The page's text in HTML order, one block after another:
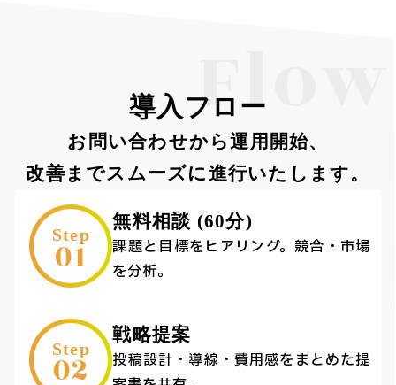
Flow
導入フロー
お問い合わせから運用開始、
改善までスムーズに進行いたします。
Step
01
無料相談 (60分)
課題と目標をヒアリング。競合・市場
を分析。
Step
02
戦略提案
投稿設計・導線・費用感をまとめた提